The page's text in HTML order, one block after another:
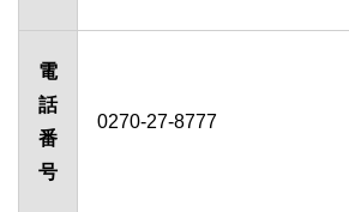
電
話
番
号
0270-27-8777